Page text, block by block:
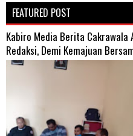
FEATURED POST
Kabiro Media Berita Cakrawala
Redaksi, Demi Kemajuan